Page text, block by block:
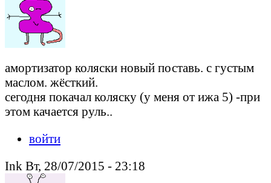
амортизатор коляски новый поставь. с густым
маслом. жёсткий.
сегодня покачал коляску (у меня от ижа 5) -при
этом качается руль..
войти
Ink Вт, 28/07/2015 - 23:18